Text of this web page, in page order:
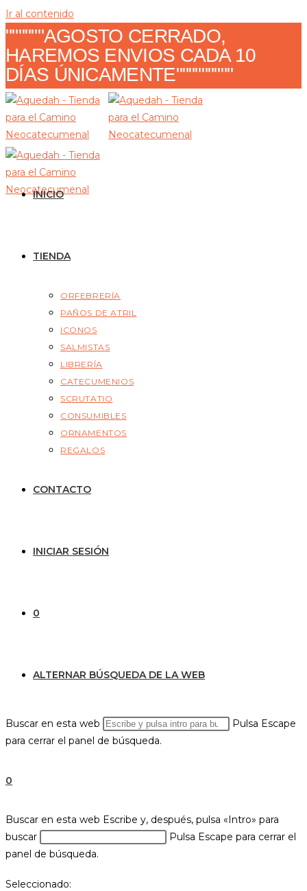
Ir al contenido
""""""AGOSTO CERRADO,
HAREMOS ENVIOS CADA 10
DÍAS ÚNICAMENTE"""""""""
INICIO
TIENDA
ORFEBRERÍA
PAÑOS DE ATRIL
ICONOS
SALMISTAS
LIBRERÍA
CATECUMENIOS
SCRUTATIO
CONSUMIBLES
ORNAMENTOS
REGALOS
CONTACTO
INICIAR SESIÓN
0
ALTERNAR BÚSQUEDA DE LA WEB
Buscar en esta web
Pulsa Escape
para cerrar el panel de búsqueda.
0
Buscar en esta web Escribe y, después, pulsa «Intro» para
buscar
Pulsa Escape para cerrar el
panel de búsqueda.
Seleccionado: